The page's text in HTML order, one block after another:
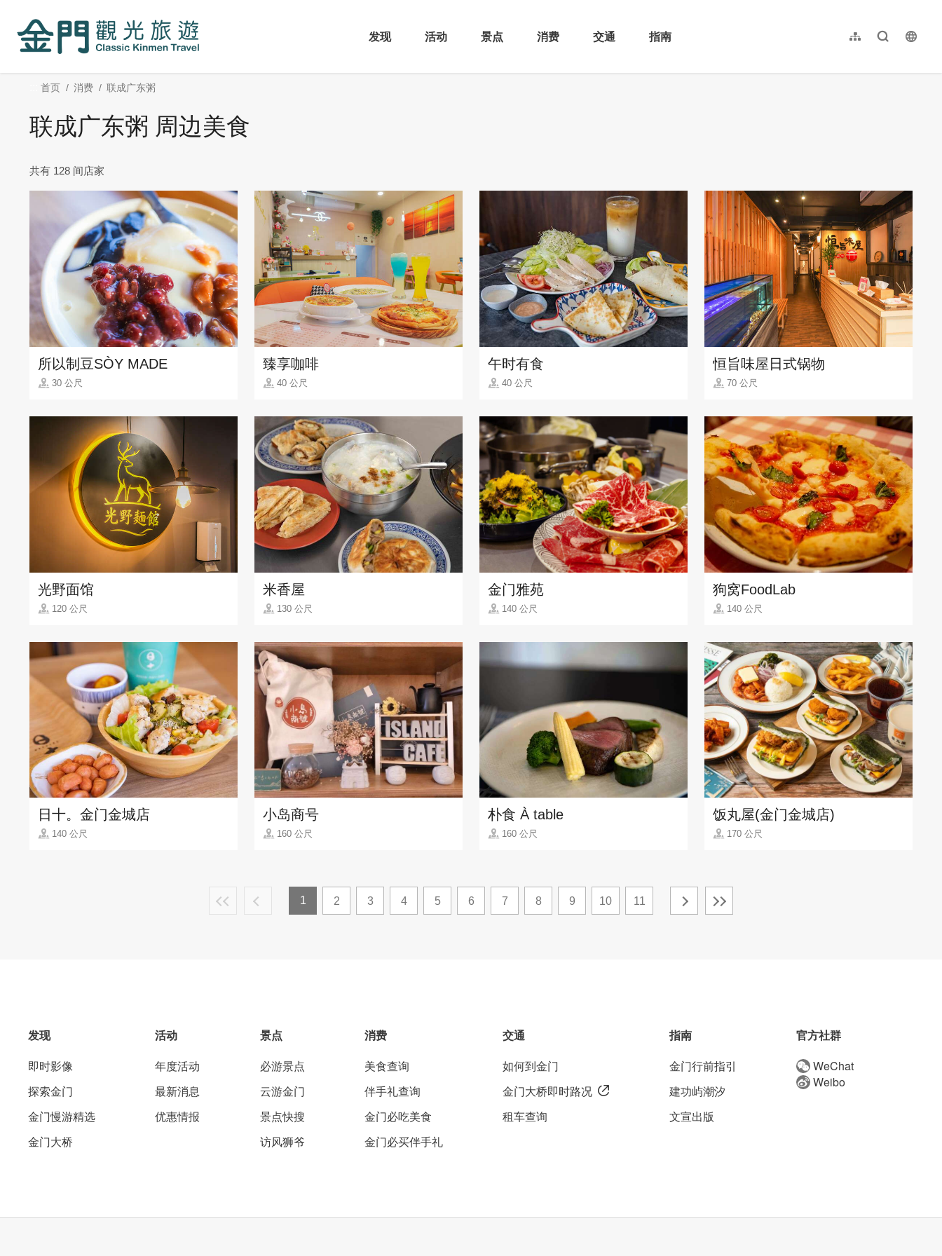
内
发现
活动 景点 消费 交通 指南 网站导览全文检索
繁體中文
首页 消费 联成广东粥
联成广东粥 周边美食
共有 128 间店家
所以制豆SÒY MADE
30 公尺
臻享咖啡
40 公尺
午时有食
40 公尺
恒旨味屋日式锅物
70 公尺
光野面馆
120 公尺
米香屋
130 公尺
金门雅苑
140 公尺
狗窝FoodLab
140 公尺
日十。金门金城店
140 公尺
小岛商号
160 公尺
朴食 À table
160 公尺
饭丸屋(金门金城店)
170 公尺
1 2 3 4 5 6 7 8 9 10 11
发现
即时影像
探索金门
金门慢游精选
金门大桥
活动
年度活动
最新消息
优惠情报
景点
必游景点
云游金门
景点快搜
访风狮爷
消费
美食查询
伴手礼查询
金门必吃美食
金门必买伴手礼
交通
如何到金门
金门大桥即时路况
租车查询
指南
金门行前指引
建功屿潮汐
文宣出版
官方社群
WeChat
Weibo